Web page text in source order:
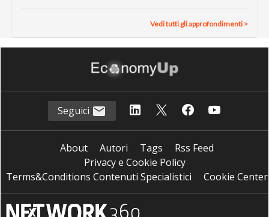
Vedi tutti gli approfondimenti >
Seguici
About Autori Tags
Rss Feed
Privacy e Cookie Policy
Terms&Conditions Contenuti Specialistici
Cookie Center